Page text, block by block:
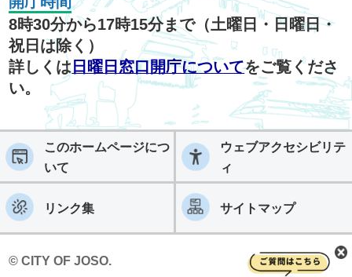
8時30分から17時15分まで（土曜日・日曜日・
祝日は除く）
詳しくは 日曜日窓口開庁についてをご覧くださ
い。
このホームページにつ
いて
ウェブアクセシビリテ
ィ
リンク集 サイトマップ
© CITY OF JOSO.